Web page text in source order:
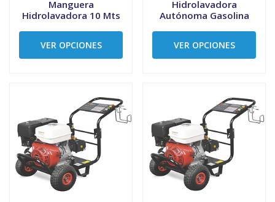
Manguera
Hidrolavadora 10 Mts
VER OPCIONES
Hidrolavadora
Autónoma Gasolina
VER OPCIONES